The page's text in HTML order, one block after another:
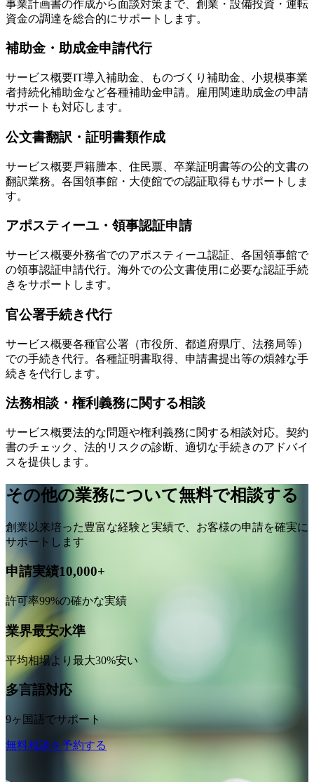
事業計画書の作成から面談対策まで、創業・設備投資・運転
資金の調達を総合的にサポートします。
補助金・助成金申請代行
サービス概要IT導入補助金、ものづくり補助金、小規模事業
者持続化補助金など各種補助金申請。雇用関連助成金の申請
サポートも対応します。
公文書翻訳・証明書類作成
サービス概要戸籍謄本、住民票、卒業証明書等の公的文書の
翻訳業務。各国領事館・大使館での認証取得もサポートしま
す。
アポスティーユ・領事認証申請
サービス概要外務省でのアポスティーユ認証、各国領事館で
の領事認証申請代行。海外での公文書使用に必要な認証手続
きをサポートします。
官公署手続き代行
サービス概要各種官公署（市役所、都道府県庁、法務局等）
での手続き代行。各種証明書取得、申請書提出等の煩雑な手
続きを代行します。
法務相談・権利義務に関する相談
サービス概要法的な問題や権利義務に関する相談対応。契約
書のチェック、法的リスクの診断、適切な手続きのアドバイ
スを提供します。
その他の業務について無料で相談する
創業以来培った豊富な経験と実績で、お客様の申請を確実に
サポートします
申請実績10,000+
許可率99%の確かな実績
業界最安水準
平均相場より最大30%安い
多言語対応
9ヶ国語でサポート
無料相談を予約する